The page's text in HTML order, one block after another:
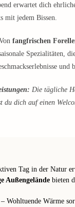
erwartet dich
mit jedem Bissen.
fangfrischen
Spezialitäten,
Die tägliche
du dich auf einen
Tag in der Natur
Außengelände bieten
– Wohltuende Wärme